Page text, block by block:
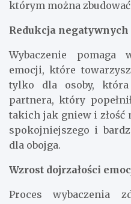
którym można
Redukcja negatywnych
Wybaczenie pomaga
emocji, które
tylko dla osoby,
partnera, który
takich jak gniew i złość
spokojniejszego i
dla obojga.
Wzrost dojrzałości
Proces wybaczenia